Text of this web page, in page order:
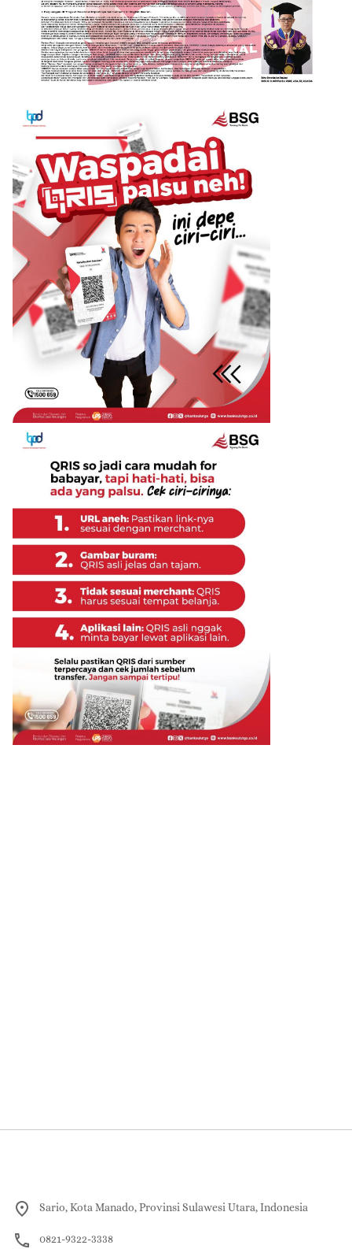
Sario, Kota Manado, Provinsi Sulawesi Utara, Indonesia
0821-9322-3338